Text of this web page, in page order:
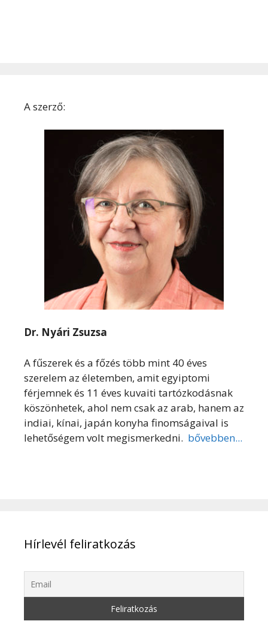
A szerző:
Dr. Nyári Zsuzsa
A fűszerek és a főzés több mint 40 éves
szerelem az életemben, amit egyiptomi
férjemnek és 11 éves kuvaiti tartózkodásnak
köszönhetek, ahol nem csak az arab, hanem az
indiai, kínai, japán konyha finomságaival is
lehetőségem volt megismerkedni. bővebben...
Hírlevél feliratkozás